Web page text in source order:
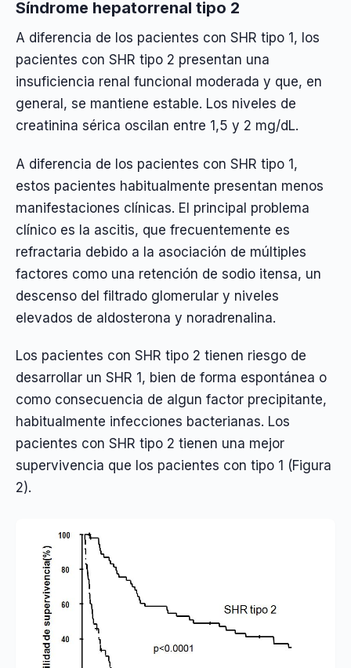
Síndrome hepatorrenal tipo 2
A diferencia de los pacientes con SHR tipo 1, los
pacientes con SHR tipo 2 presentan una
insuficiencia renal funcional moderada y que, en
general, se mantiene estable. Los niveles de
creatinina sérica oscilan entre 1,5 y 2 mg/dL.
A diferencia de los pacientes con SHR tipo 1,
estos pacientes habitualmente presentan menos
manifestaciones clínicas. El principal problema
clínico es la ascitis, que frecuentemente es
refractaria debido a la asociación de múltiples
factores como una retención de sodio itensa, un
descenso del filtrado glomerular y niveles
elevados de aldosterona y noradrenalina.
Los pacientes con SHR tipo 2 tienen riesgo de
desarrollar un SHR 1, bien de forma espontánea o
como consecuencia de algun factor precipitante,
habitualmente infecciones bacterianas. Los
pacientes con SHR tipo 2 tienen una mejor
supervivencia que los pacientes con tipo 1 (Figura
2).